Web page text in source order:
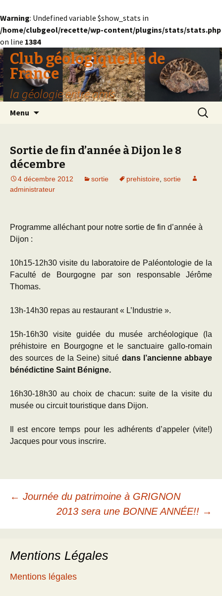
Warning: Undefined variable $show_stats in
/home/clubgeol/recette/wp-content/plugins/stats/stats.php
on line 1384
Club géologique Ile de
France
la géologie entre amis
Menu
Sortie de fin d’année à Dijon le 8
décembre
4 décembre 2012 sortie prehistoire sortie
administrateur
Programme alléchant pour notre sortie de fin d’année à
Dijon :
10h15-12h30 visite du laboratoire de Paléontologie de la
Faculté de Bourgogne par son responsable Jérôme
Thomas.
13h-14h30 repas au restaurant « L’Industrie ».
15h-16h30 visite guidée du musée archéologique (la
préhistoire en Bourgogne et le sanctuaire gallo-romain
des sources de la Seine) situé dans l’ancienne abbaye
bénédictine Saint Bénigne.
16h30-18h30 au choix de chacun: suite de la visite du
musée ou circuit touristique dans Dijon.
Il est encore temps pour les adhérents d’appeler (vite!)
Jacques pour vous inscrire.
Navigation
des
articles
← Journée du patrimoine à GRIGNON
2013 sera une BONNE ANNÉE!! →
Mentions Légales
Mentions légales